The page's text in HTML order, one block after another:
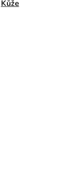
Kůže